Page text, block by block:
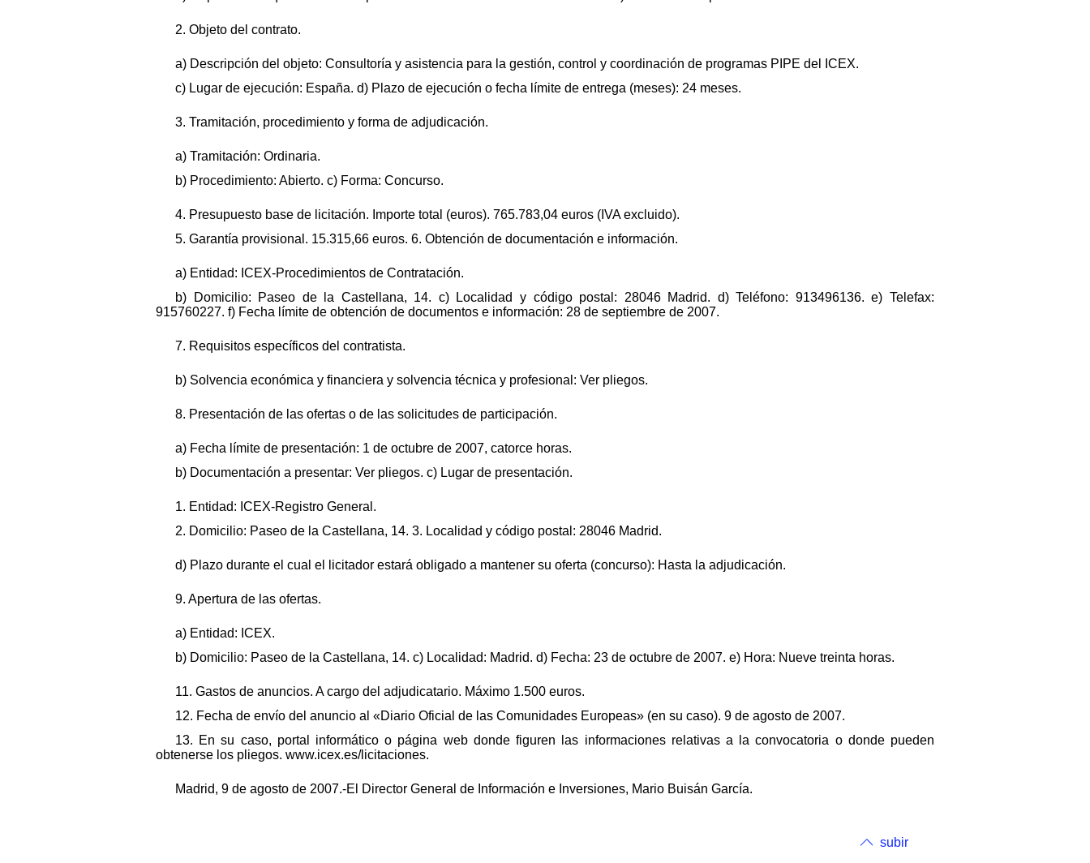
2. Objeto del contrato.
a) Descripción del objeto: Consultoría y asistencia para la gestión, control y coordinación de programas PIPE del ICEX.
c) Lugar de ejecución: España. d) Plazo de ejecución o fecha límite de entrega (meses): 24 meses.
3. Tramitación, procedimiento y forma de adjudicación.
a) Tramitación: Ordinaria.
b) Procedimiento: Abierto. c) Forma: Concurso.
4. Presupuesto base de licitación. Importe total (euros). 765.783,04 euros (IVA excluido).
5. Garantía provisional. 15.315,66 euros. 6. Obtención de documentación e información.
a) Entidad: ICEX-Procedimientos de Contratación.
b) Domicilio: Paseo de la Castellana, 14. c) Localidad y código postal: 28046 Madrid. d) Teléfono: 913496136. e) Telefax:
915760227. f) Fecha límite de obtención de documentos e información: 28 de septiembre de 2007.
7. Requisitos específicos del contratista.
b) Solvencia económica y financiera y solvencia técnica y profesional: Ver pliegos.
8. Presentación de las ofertas o de las solicitudes de participación.
a) Fecha límite de presentación: 1 de octubre de 2007, catorce horas.
b) Documentación a presentar: Ver pliegos. c) Lugar de presentación.
1. Entidad: ICEX-Registro General.
2. Domicilio: Paseo de la Castellana, 14. 3. Localidad y código postal: 28046 Madrid.
d) Plazo durante el cual el licitador estará obligado a mantener su oferta (concurso): Hasta la adjudicación.
9. Apertura de las ofertas.
a) Entidad: ICEX.
b) Domicilio: Paseo de la Castellana, 14. c) Localidad: Madrid. d) Fecha: 23 de octubre de 2007. e) Hora: Nueve treinta horas.
11. Gastos de anuncios. A cargo del adjudicatario. Máximo 1.500 euros.
12. Fecha de envío del anuncio al «Diario Oficial de las Comunidades Europeas» (en su caso). 9 de agosto de 2007.
13. En su caso, portal informático o página web donde figuren las informaciones relativas a la convocatoria o donde pueden
obtenerse los pliegos. www.icex.es/licitaciones.
Madrid, 9 de agosto de 2007.-El Director General de Información e Inversiones, Mario Buisán García.
subir